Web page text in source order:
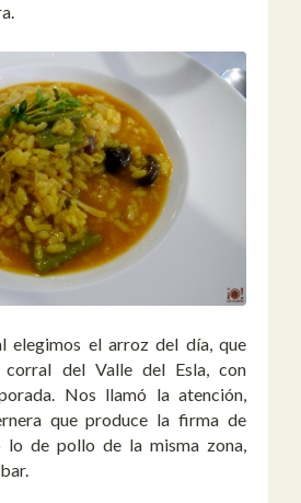
elegimos el arroz del día, que
del Valle del Esla, con
Nos llamó la atención,
que produce la firma de
lo de pollo de la misma zona,